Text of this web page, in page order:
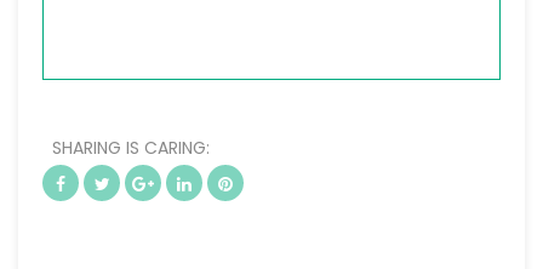
SHARING IS CARING: